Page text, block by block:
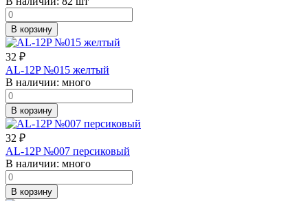
В корзину
32 ₽
AL-12P №015 желтый
В наличии: много
В корзину
32 ₽
AL-12P №007 персиковый
В наличии: много
В корзину